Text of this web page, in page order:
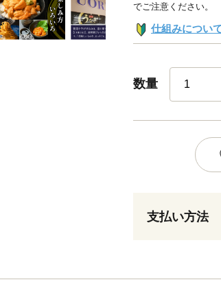
でご注意ください。
仕組みについ
数量
支払い方法